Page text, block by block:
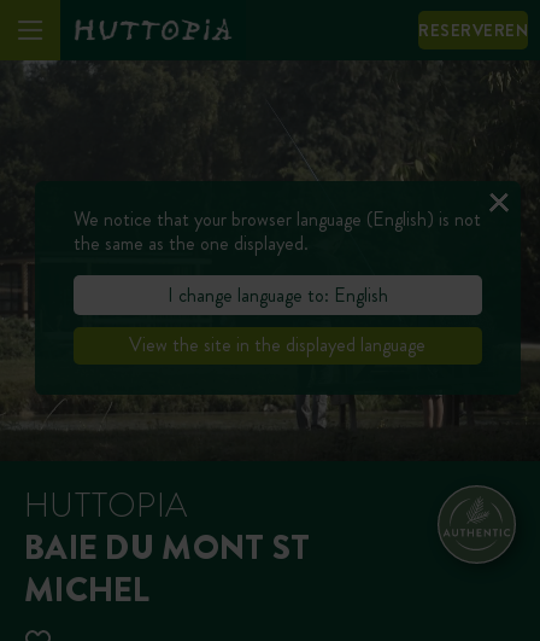
RESERVEREN
HUTTOPIA
BAIE DU MONT ST
MICHEL
We notice that your browser language (English) is not
the same as the one displayed.
I change language to: English
View the site in the displayed language